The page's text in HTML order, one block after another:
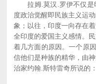
拉姆.莫汉.罗伊不仅是
度政治觉醒即民族主义运
象；以往，印度一向存在
全印度的爱国主义感情。
着几方面的原因。一个原
信他们是种族的精华，由
治家约翰.斯特雷奇所说的：